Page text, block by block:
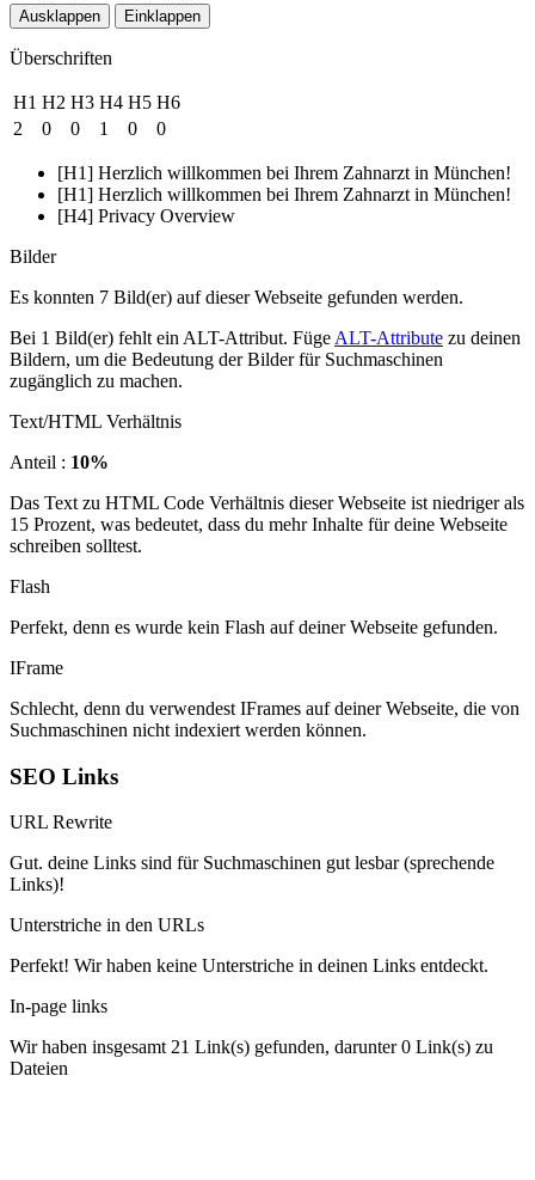
Ausklappen Einklappen
Überschriften
H1 H2 H3 H4 H5 H6
2
0 0 1 0 0
[H1] Herzlich willkommen bei Ihrem Zahnarzt in München!
[H1] Herzlich willkommen bei Ihrem Zahnarzt in München!
[H4] Privacy Overview
Bilder
Es konnten 7 Bild(er) auf dieser Webseite gefunden werden.
Bei 1 Bild(er) fehlt ein ALT-Attribut. Füge ALT-Attribute zu deinen
Bildern, um die Bedeutung der Bilder für Suchmaschinen
zugänglich zu machen.
Text/HTML Verhältnis
Anteil : 10%
Das Text zu HTML Code Verhältnis dieser Webseite ist niedriger als
15 Prozent, was bedeutet, dass du mehr Inhalte für deine Webseite
schreiben solltest.
Flash
Perfekt, denn es wurde kein Flash auf deiner Webseite gefunden.
IFrame
Schlecht, denn du verwendest IFrames auf deiner Webseite, die von
Suchmaschinen nicht indexiert werden können.
SEO Links
URL Rewrite
Gut. deine Links sind für Suchmaschinen gut lesbar (sprechende
Links)!
Unterstriche in den URLs
Perfekt! Wir haben keine Unterstriche in deinen Links entdeckt.
In-page links
Wir haben insgesamt 21 Link(s) gefunden, darunter 0 Link(s) zu
Dateien